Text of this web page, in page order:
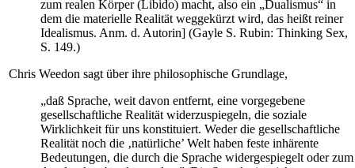
zum realen Körper (Libido) macht, also ein „Dualismus“ in
dem die materielle Realität weggekürzt wird, das heißt reiner
Idealismus. Anm. d. Autorin] (Gayle S. Rubin: Thinking Sex,
S. 149.)
Chris Weedon sagt über ihre philosophische Grundlage,
„daß Sprache, weit davon entfernt, eine vorgegebene
gesellschaftliche Realität widerzuspiegeln, die soziale
Wirklichkeit für uns konstituiert. Weder die gesellschaftliche
Realität noch die ‚natürliche’ Welt haben feste inhärente
Bedeutungen, die durch die Sprache widergespiegelt oder zum